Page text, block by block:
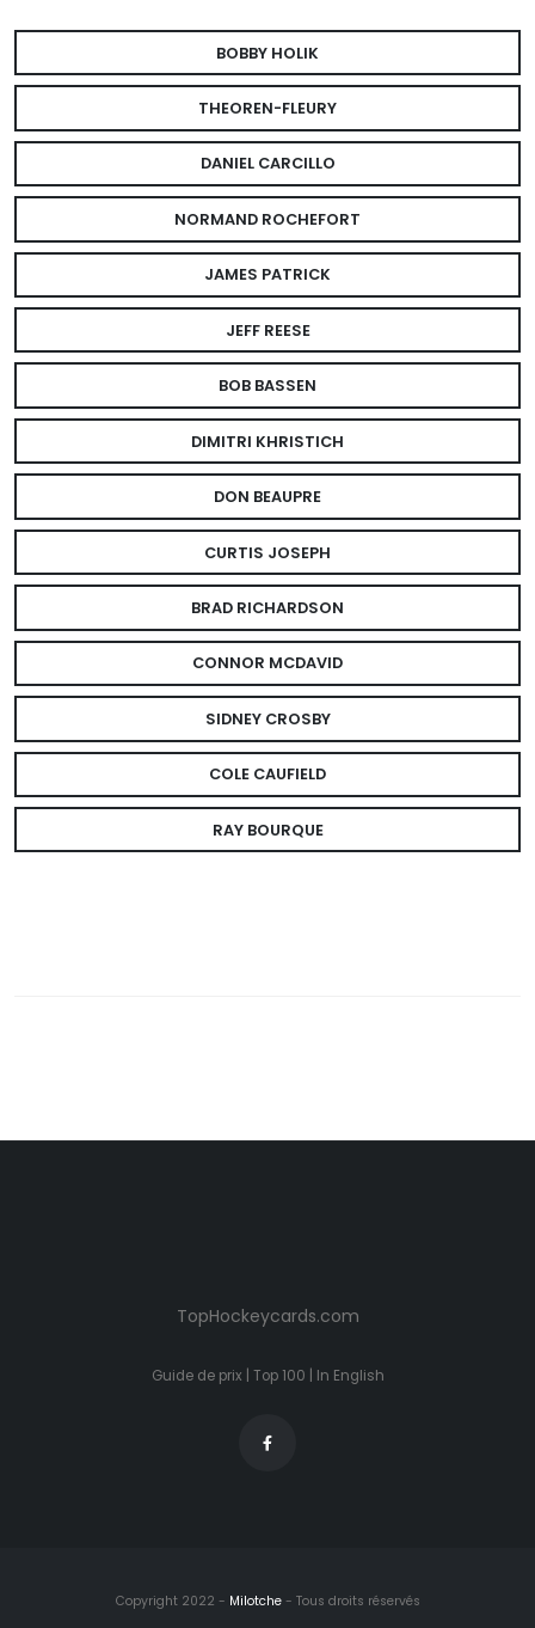
BOBBY HOLIK
THEOREN-FLEURY
DANIEL CARCILLO
NORMAND ROCHEFORT
JAMES PATRICK
JEFF REESE
BOB BASSEN
DIMITRI KHRISTICH
DON BEAUPRE
CURTIS JOSEPH
BRAD RICHARDSON
CONNOR MCDAVID
SIDNEY CROSBY
COLE CAUFIELD
RAY BOURQUE
TopHockeycards.com
Guide de prix Top 100 In English
Copyright 2022 - Milotche- Tous droits réservés